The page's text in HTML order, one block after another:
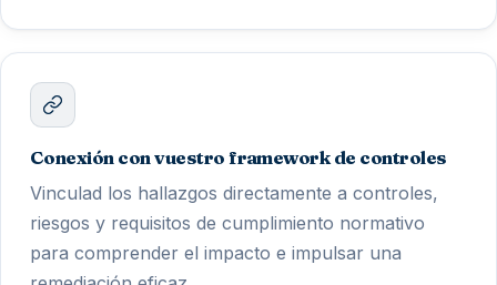
Conexión con vuestro framework de controles
Vinculad los hallazgos directamente a controles,
riesgos y requisitos de cumplimiento normativo
para comprender el impacto e impulsar una